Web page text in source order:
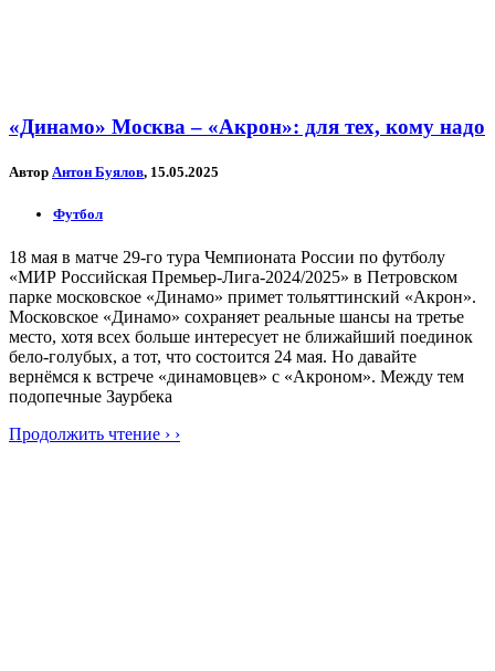
«Динамо» Москва – «Акрон»: для тех, кому надо
Автор Антон Буялов, 15.05.2025
Футбол
18 мая в матче 29-го тура Чемпионата России по футболу
«МИР Российская Премьер-Лига-2024/2025» в Петровском
парке московское «Динамо» примет тольяттинский «Акрон».
Московское «Динамо» сохраняет реальные шансы на третье
место, хотя всех больше интересует не ближайший поединок
бело-голубых, а тот, что состоится 24 мая. Но давайте
вернёмся к встрече «динамовцев» с «Акроном». Между тем
подопечные Заурбека
Продолжить чтение › ›